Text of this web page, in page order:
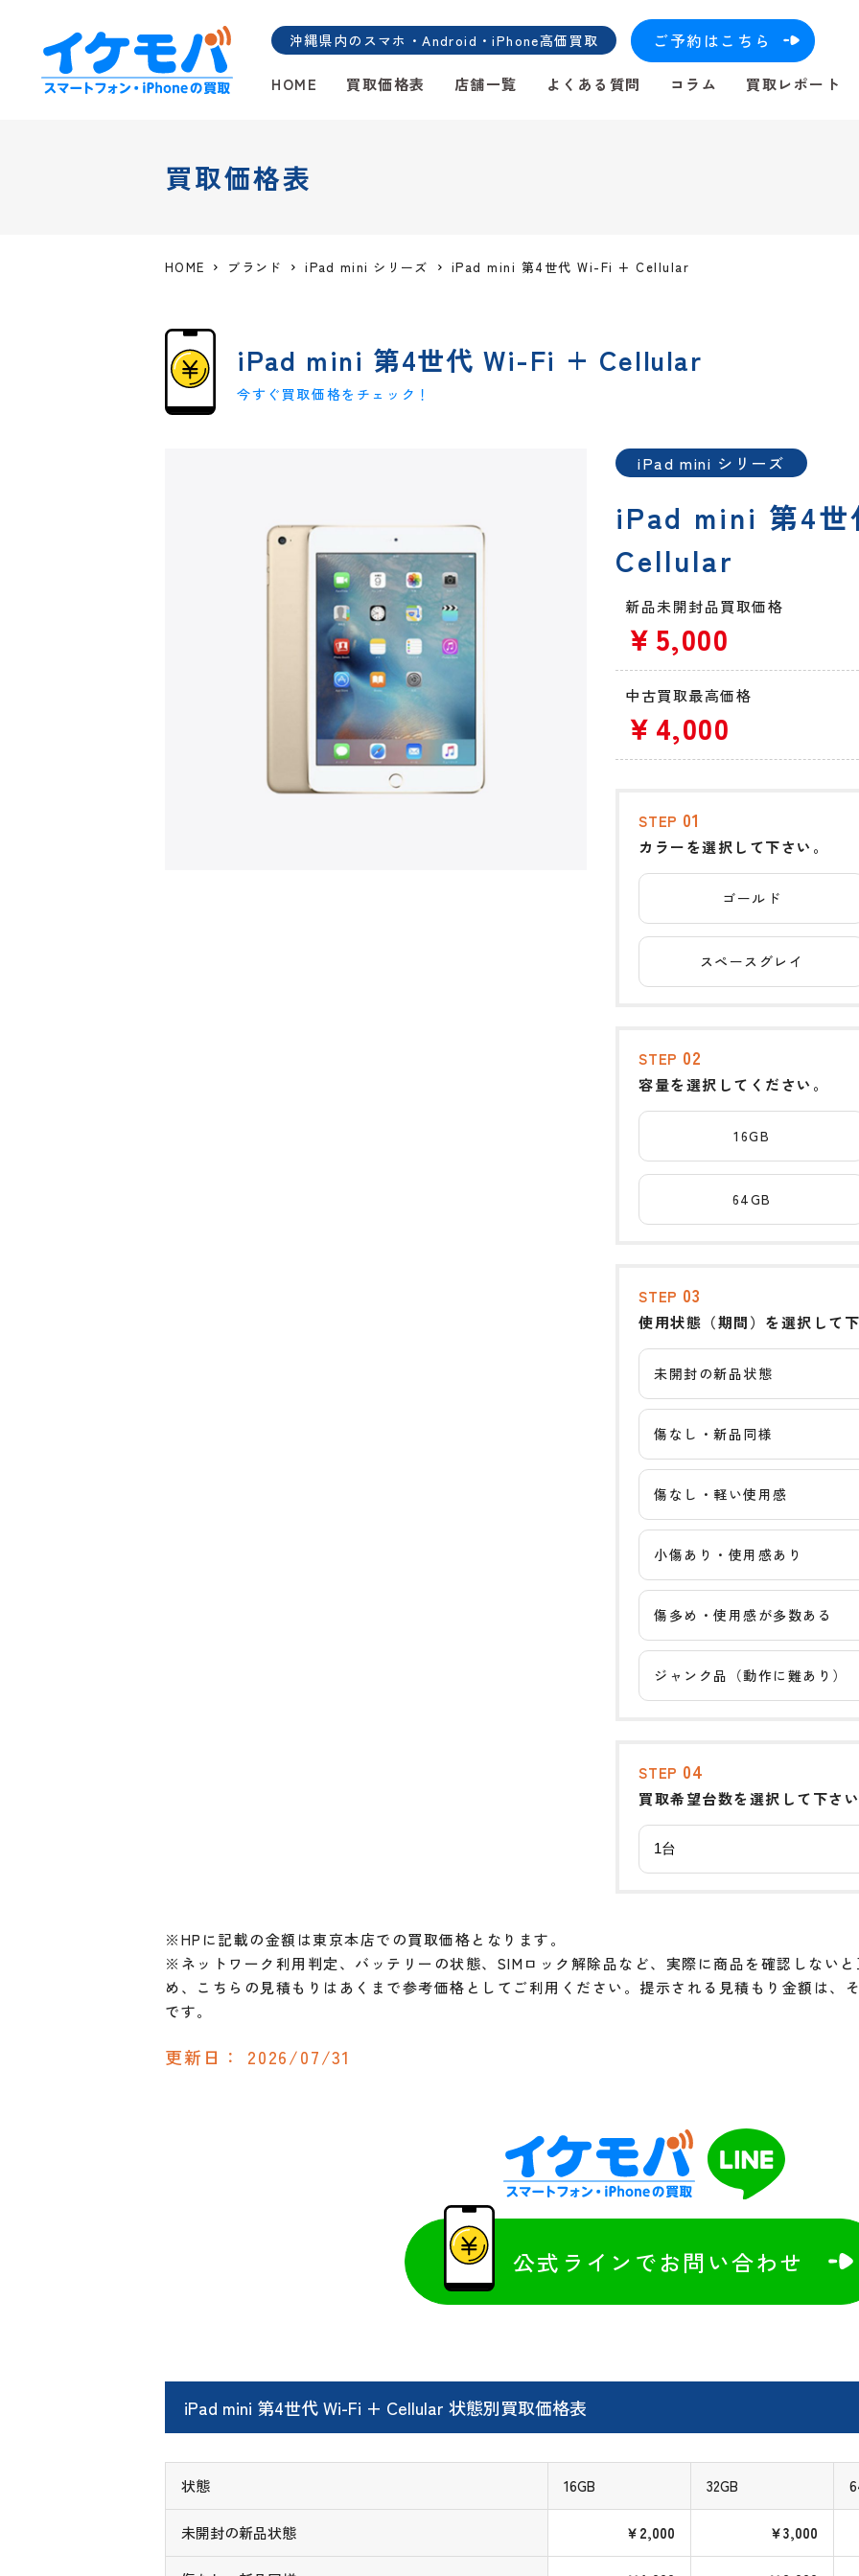
沖縄県内のスマホ・Android・iPhone高価買取 ご予約はこちら
HOME 買取価格表 店舗一覧 よくある質問 コラム 買取レポート
買取価格表
HOME ブランド iPad mini シリーズ iPad mini 第4世代 Wi-Fi + Cellular
iPad mini 第4世代 Wi-Fi + Cellular
今すぐ買取価格をチェック！
iPad mini シリーズ
iPad mini 第4
Cellular
新品未開封品買取価格
￥5,000
中古買取最高価格
￥4,000
STEP 01
カラーを選択して下さい。
ゴールド
スペースグレイ
STEP 02
容量を選択してください。
16GB
64GB
STEP 03
使用状態（期間）を選択して
未開封の新品状態
傷なし・新品同様
傷なし・軽い使用感
小傷あり・使用感あり
傷多め・使用感が多数ある
ジャンク品（動作に難あり）
STEP 04
買取希望台数を選択して下さ
※HPに記載の金額は東京本店での買取価格となります。
※ネットワーク利用判定、バッテリーの状態、SIMロック解除品など、実際に商品を確認しない
め、こちらの見積もりはあくまで参考価格としてご利用ください。提示される見積もり金額は、
です。
更新日： 2026/07/31
公式ラインでお問い合わせ
iPad mini 第4世代 Wi-Fi + Cellular 状態別買取価格表
状態 16GB 32GB
未開封の新品状態 ￥2,000 ￥3,000